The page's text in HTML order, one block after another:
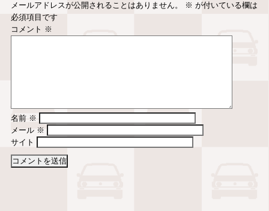
メールアドレスが公開されることはありません。
※ が付いている欄は
必須項目です
コメント ※
名前 ※
メール ※
サイト